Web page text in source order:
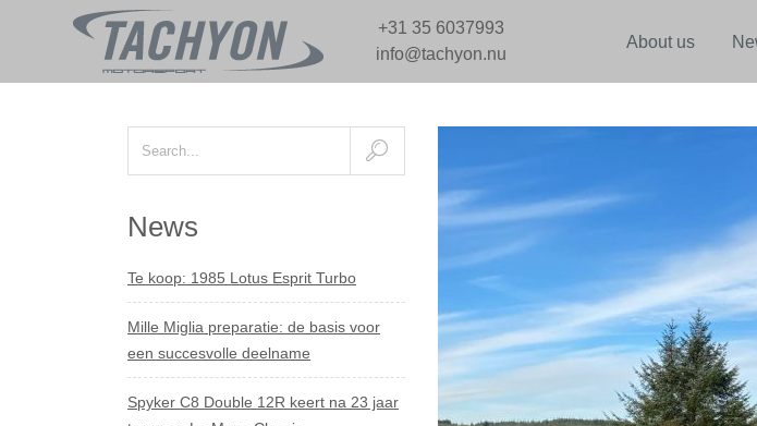
+31 35 6037993
info@tachyon.nu
About us
News
Te koop: 1985 Lotus Esprit Turbo
Mille Miglia preparatie: de basis voor
een succesvolle deelname
Spyker C8 Double 12R keert na 23 jaar